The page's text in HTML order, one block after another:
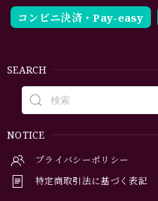
コンビニ決済・Pay-easy
SEARCH
NOTICE
プライバシーポリシー
特定商取引法に基づく表記